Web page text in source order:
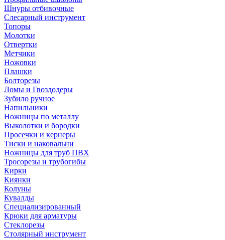
Шнуры отбивочные
Слесарный инструмент
Топоры
Молотки
Отвертки
Метчики
Ножовки
Плашки
Болторезы
Ломы и Гвоздодеры
Зубило ручное
Напильники
Ножницы по металлу
Выколотки и бородки
Просечки и кернеры
Тиски и наковальни
Ножницы для труб ПВХ
Тросорезы и трубогибы
Кирки
Киянки
Колуны
Кувалды
Специализированный
Крюки для арматуры
Стеклорезы
Столярный инструмент